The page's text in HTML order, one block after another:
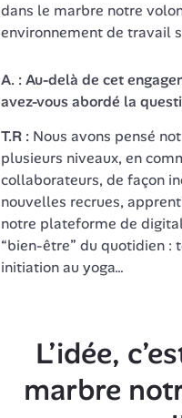
dans le marbre notre
environnement de travail
A. : Au-delà de cet
avez-vous abordé la
T.R : Nous avons pensé
plusieurs niveaux, en
collaborateurs, de façon
nouvelles recrues,
notre plateforme de
“bien-être” du quotidien
initiation au yoga…
L’idée,
marbre